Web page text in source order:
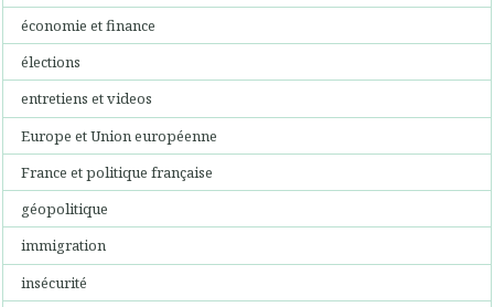
économie et finance
élections
entretiens et videos
Europe et Union européenne
France et politique française
géopolitique
immigration
insécurité